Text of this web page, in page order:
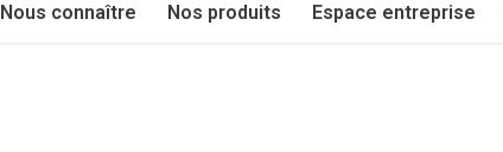
Nous connaître Nos produits Espace entreprise